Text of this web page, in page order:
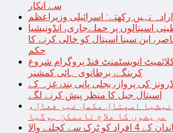
سے انکار
نہیں رکھتے: اسرائیلی وزیراعظم
اسپتالوں پر حملےجاری، انڈونیشیا
ابن سینا اسپتال کو خالی کرنے کا
حکم
انویسٹمنٹ فنڈ پروگرام شروع
کرینگے، برطانوی ہائی کمشنر
کی پرواز، بجلی پانی بند، غزہ کے
اسپتال جیل کا منظر پیش کرنے لگے
اسپتال مکمل غیر فعال،
مریضوں کا علاج ناممکن ہوگیا
کینیڈا؛ پاکستانی خاندان کے 4 افراد کو ٹرک سے کچلنے والا